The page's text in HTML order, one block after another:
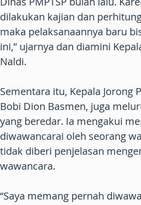
dilakukan kajian dan
maka pelaksanaannya baru
ini,” ujarnya dan diamini
Naldi.
Sementara itu, Kepala Jorong
Bobi Dion Basmen, juga
yang beredar. Ia mengakui
diwawancarai oleh seorang
tidak diberi penjelasan
wawancara.
“Saya memang pernah